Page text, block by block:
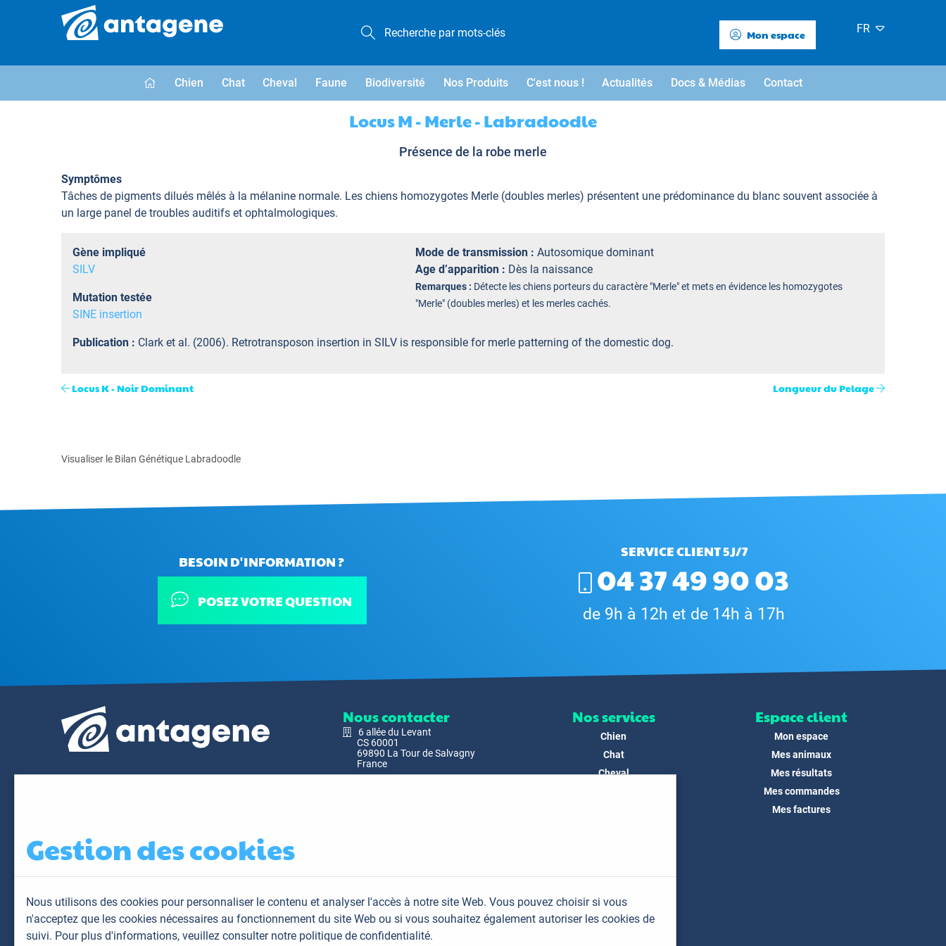
Mon espace FR
Chien Chat Cheval Faune Biodiversité Nos Produits C'est nous ! Actualités Docs & Médias Contact
Locus M - Merle - Labradoodle
Présence de la robe merle
Symptômes
Tâches de pigments dilués mêlés à la mélanine normale. Les chiens homozygotes Merle (doubles merles) présentent une prédominance du blanc souvent associée à
un large panel de troubles auditifs et ophtalmologiques.
Gène impliqué
SILV
Mutation testée
SINE insertion
Mode de transmission : Autosomique dominant
Age d’apparition : Dès la naissance
Remarques : Détecte les chiens porteurs du caractère "Merle" et mets en évidence les homozygotes
"Merle" (doubles merles) et les merles cachés.
Publication : Clark et al. (2006). Retrotransposon insertion in SILV is responsible for merle patterning of the domestic dog.
Locus K - Noir Dominant Longueur du Pelage
Visualiser le Bilan Génétique Labradoodle
BESOIN D'INFORMATION ?
POSEZ VOTRE QUESTION
SERVICE CLIENT 5J/7
04 37 49 90 03
de 9h à 12h et de 14h à 17h
Nous contacter
6 allée du Levant
CS 60001
69890 La Tour de Salvagny
France
Nos services
Chien
Chat
Cheval
FAQ
Contact
Espace client
Mon espace
Mes animaux
Mes résultats
Mes commandes
Mes factures
Gestion des cookies
Nous utilisons des cookies pour personnaliser le contenu et analyser l'accès à notre site Web. Vous pouvez choisir si vous
n'acceptez que les cookies nécessaires au fonctionnement du site Web ou si vous souhaitez également autoriser les cookies de
suivi. Pour plus d'informations, veuillez consulter notre politique de confidentialité.